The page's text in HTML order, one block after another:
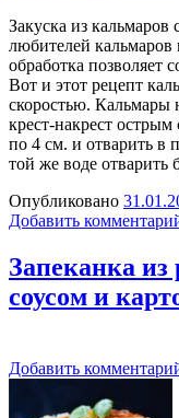
Закуска из
любителей кальмаров
обработка позволяет
Вот и этот рецепт
скоростью. Кальмары
крест-накрест острым
по 4 см. и отварить в
той же воде отварить
Опубликовано
Добавить
Запеканка
соусом и
Добавить